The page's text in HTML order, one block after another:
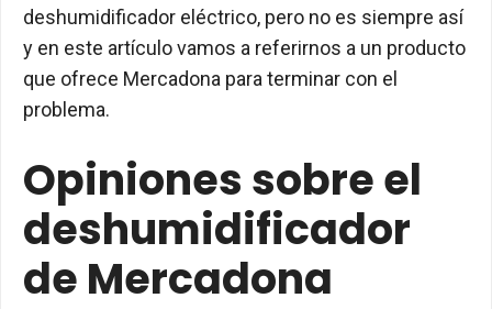
deshumidificador eléctrico, pero no es siempre así
y en este artículo vamos a referirnos a un producto
que ofrece Mercadona para terminar con el
problema.
Opiniones sobre el
deshumidificador
de Mercadona